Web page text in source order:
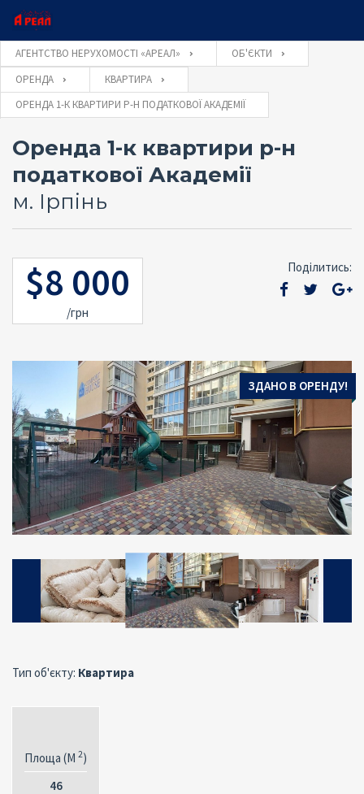
Ім'я користувача
Забули
Запам'ятати мене
АГЕНТСТВО НЕРУХОМОСТІ «АРЕАЛ»
ОБ'ЄКТИ
ОРЕНДА
КВАРТИРА
ОРЕНДА 1-К КВАРТИРИ Р-Н ПОДАТКОВОЇ АКАДЕМІЇ
Оренда 1-к квартири р-н
податкової Академії
м. Ірпінь
$8 000
/грн
Поділитись:
ЗДАНО В ОРЕНДУ!
Тип об'єкту: Квартира
Площа (M 2)
46
Закажите обратный звонок и наш консультант
Оставьте заявку и наш консультант свяжется с